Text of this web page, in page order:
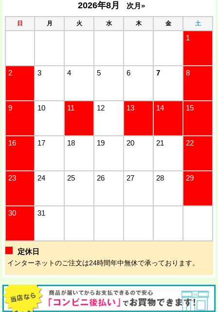
2026年8月 次月»
日 月 火 水 木 金 土
1
2 3 4 5 6 7 8
9 10 11 12 13 14 15
16 17 18 19 20 21 22
23 24 25 26 27 28 29
30 31
定休日
インターネットのご注文は24時間年中無休で承っております。